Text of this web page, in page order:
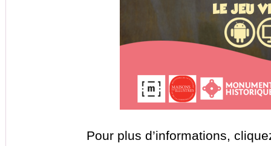
Pour plus d’informations,